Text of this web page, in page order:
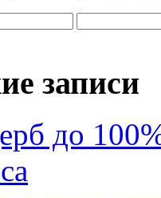
записи
до